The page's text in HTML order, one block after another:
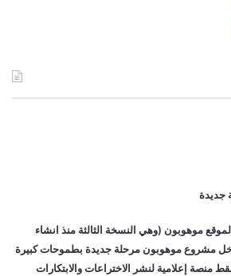
جديدة
موهوبون (وهي النسخة الثالثة منذ انشاء
في العام 2007) يدخل مشروع موهوبون مرحلة جديدة بطموحات كبيرة
منصة إعلامية لنشر الاختراعات والابتكارات